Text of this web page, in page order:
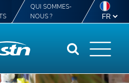
QUI SOMMES-
NOUS ?